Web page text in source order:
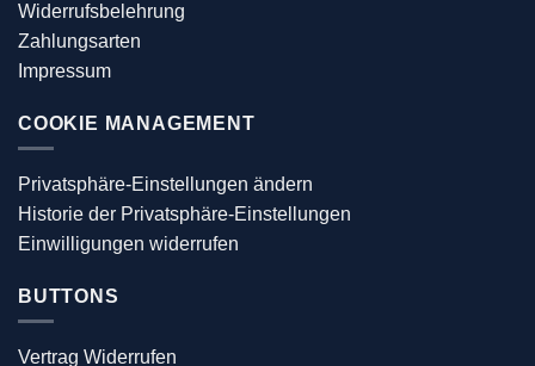
Widerrufsbelehrung
Zahlungsarten
Impressum
COOKIE MANAGEMENT
Privatsphäre-Einstellungen ändern
Historie der Privatsphäre-Einstellungen
Einwilligungen widerrufen
BUTTONS
Vertrag Widerrufen